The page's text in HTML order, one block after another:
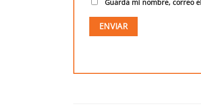
Guarda mi nombre, correo